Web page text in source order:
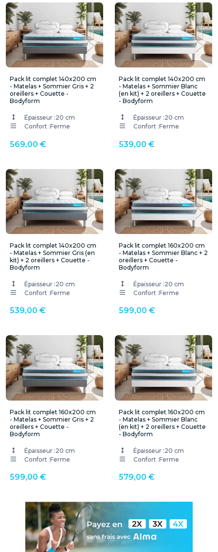
Pack lit complet 140x200 cm
- Matelas + Sommier Gris + 2
oreillers + Couette -
Bodyform
Épaisseur :20 cm
Confort :Ferme
569,00 €
Pack lit complet 140x200 cm
- Matelas + Sommier Blanc
(en kit) + 2 oreillers + Couette
- Bodyform
Épaisseur :20 cm
Confort :Ferme
539,00 €
Pack lit complet 140x200 cm
- Matelas + Sommier Gris (en
kit) + 2 oreillers + Couette -
Bodyform
Épaisseur :20 cm
Confort :Ferme
539,00 €
Pack lit complet 160x200 cm
- Matelas + Sommier Blanc + 2
oreillers + Couette -
Bodyform
Épaisseur :20 cm
Confort :Ferme
599,00 €
Pack lit complet 160x200 cm
- Matelas + Sommier Gris + 2
oreillers + Couette -
Bodyform
Épaisseur :20 cm
Confort :Ferme
599,00 €
Pack lit complet 160x200 cm
- Matelas + Sommier Blanc
(en kit) + 2 oreillers + Couette
- Bodyform
Épaisseur :20 cm
Confort :Ferme
579,00 €